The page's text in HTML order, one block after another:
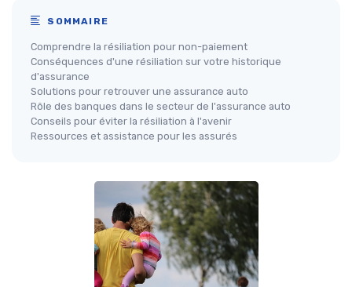
SOMMAIRE
Comprendre la résiliation pour non-paiement
Conséquences d'une résiliation sur votre historique
d'assurance
Solutions pour retrouver une assurance auto
Rôle des banques dans le secteur de l'assurance auto
Conseils pour éviter la résiliation à l'avenir
Ressources et assistance pour les assurés